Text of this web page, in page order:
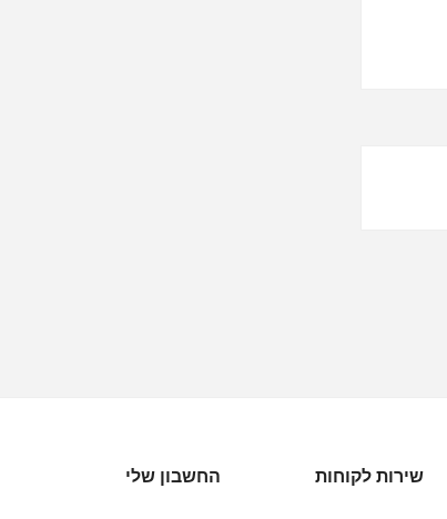
שירות לקוחות החשבון שלי